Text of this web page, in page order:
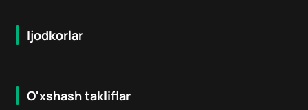
Ijodkorlar
O'xshash takliflar
16 + 7.9